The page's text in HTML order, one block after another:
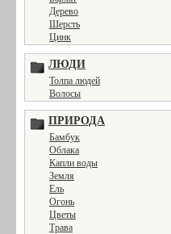
Дерево
Шерсть
Цинк
ЛЮДИ
Толпа людей
Волосы
ПРИРОДА
Бамбук
Облака
Капли воды
Земля
Ель
Огонь
Цветы
Трава